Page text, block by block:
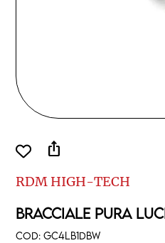
RDM HIGH-TECH
BRACCIALE PURA
COD:GC4LB1DBW
ios_share